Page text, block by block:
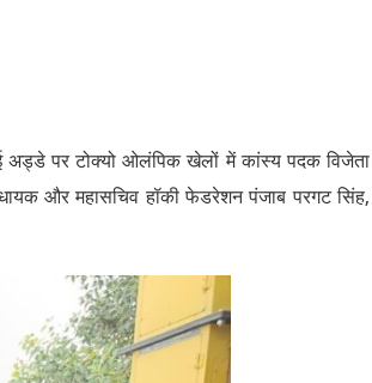
अड्डे पर टोक्यो ओलंपिक खेलों में कांस्य पदक विजेता
और महासचिव हॉकी फेडरेशन पंजाब परगट सिंह,